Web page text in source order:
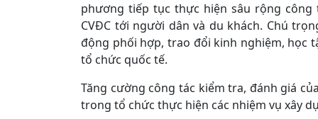
phương tiếp tục thực hiện sâu rộng
CVĐC tới người dân và du khách. Chú
động phối hợp, trao đổi kinh nghiệm, học
tổ chức quốc tế.
Tăng cường công tác kiểm tra, đánh giá
trong tổ chức thực hiện các nhiệm vụ xây